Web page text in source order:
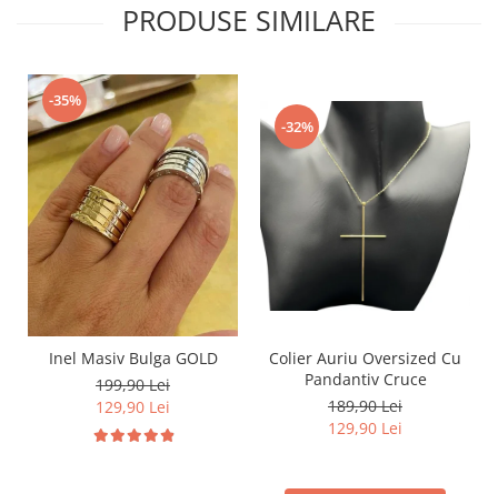
PRODUSE SIMILARE
-35%
Inel Masiv Bulga GOLD
199,90 Lei
129,90 Lei
-32%
Colier Auriu Oversized Cu
Pandantiv Cruce
189,90 Lei
129,90 Lei